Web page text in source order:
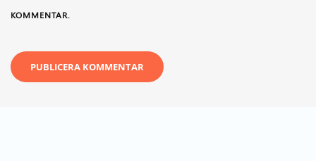
KOMMENTAR.